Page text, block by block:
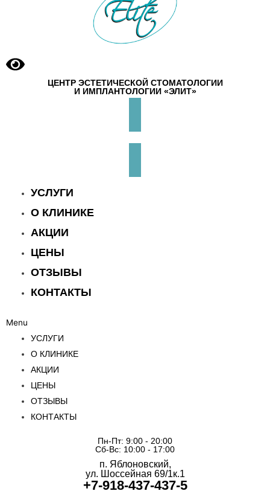
ЦЕНТР ЭСТЕТИЧЕСКОЙ СТОМАТОЛОГИИ
И ИМПЛАНТОЛОГИИ «ЭЛИТ»
УСЛУГИ
О КЛИНИКЕ
АКЦИИ
ЦЕНЫ
ОТЗЫВЫ
КОНТАКТЫ
Menu
УСЛУГИ
О КЛИНИКЕ
АКЦИИ
ЦЕНЫ
ОТЗЫВЫ
КОНТАКТЫ
Пн-Пт: 9:00 - 20:00
Сб-Вс: 10:00 - 17:00
п. Яблоновский,
ул. Шоссейная 69/1к.1
+7-918-437-437-5